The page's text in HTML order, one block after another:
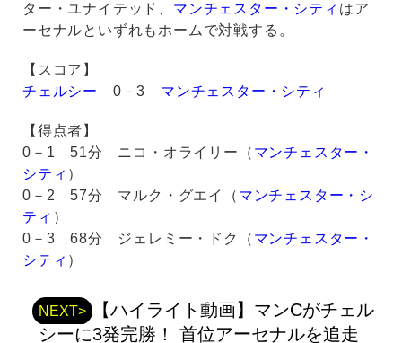
ター・ユナイテッド、 マンチェスター・シティ はア
ーセナルといずれもホームで対戦する。
【スコア】
チェルシー
0－3 マンチェスター・シティ
【得点者】
0－1 51分 ニコ・オライリー（ マンチェスター・
シティ ）
0－2 57分 マルク・グエイ（ マンチェスター・シ
ティ ）
0－3 68分 ジェレミー・ドク（ マンチェスター・
シティ ）
NEXT>
【ハイライト動画】マンCがチェル
シーに3発完勝！ 首位アーセナルを追走